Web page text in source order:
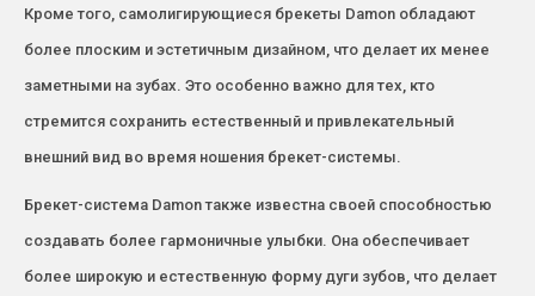
Кроме того, самолигирующиеся брекеты Damon обладают
более плоским и эстетичным дизайном, что делает их менее
заметными на зубах. Это особенно важно для тех, кто
стремится сохранить естественный и привлекательный
внешний вид во время ношения брекет-системы.
Брекет-система Damon также известна своей способностью
создавать более гармоничные улыбки. Она обеспечивает
более широкую и естественную форму дуги зубов, что делает